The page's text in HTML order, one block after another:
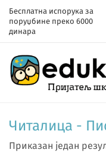
Бесплатна испорука за
поруџбине преко 6000
динара
Читалица -
Приказан један